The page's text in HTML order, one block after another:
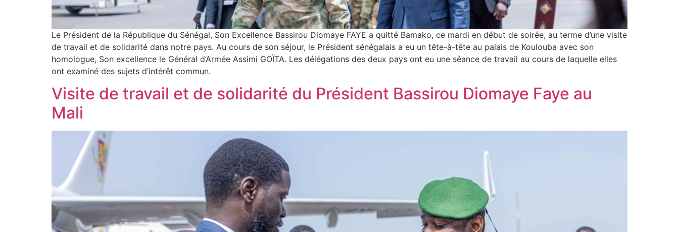
Le Président de la République du Sénégal, Son Excellence Bassirou Diomaye FAYE a quitté Bamako, ce mardi en début de soirée, au terme d’une visite
de travail et de solidarité dans notre pays. Au cours de son séjour, le Président sénégalais a eu un tête-à-tête au palais de Koulouba avec son
homologue, Son excellence le Général d’Armée Assimi GOÏTA. Les délégations des deux pays ont eu une séance de travail au cours de laquelle elles
ont examiné des sujets d’intérêt commun.
Visite de travail et de solidarité du Président Bassirou Diomaye Faye au
Mali